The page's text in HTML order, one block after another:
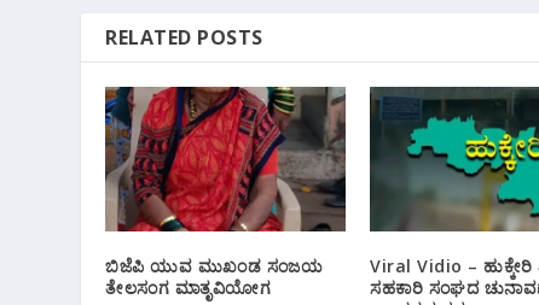
RELATED POSTS
ಬಿಜೆಪಿ ಯುವ ಮುಖಂಡ ಸಂಜಯ
ತೇಲಸಂಗ ಮಾತೃವಿಯೋಗ
Viral Vidio – ಹುಕ್ಕೇರಿ
ಸಹಕಾರಿ ಸಂಘದ